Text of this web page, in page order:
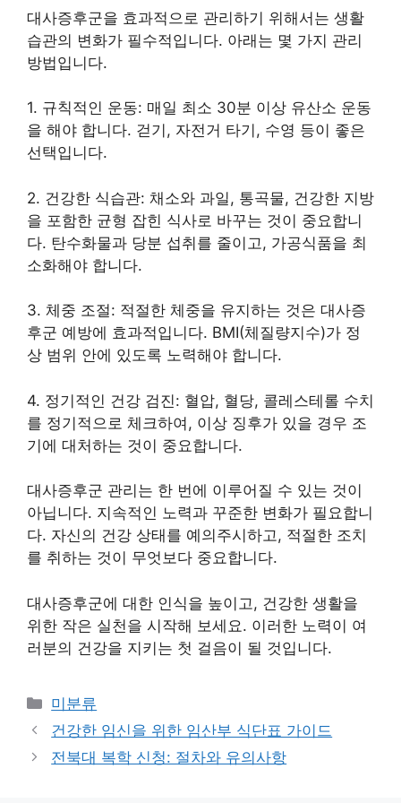
대사증후군을 효과적으로 관리하기 위해서는 생활
습관의 변화가 필수적입니다. 아래는 몇 가지 관리
방법입니다.
1. 규칙적인 운동: 매일 최소 30분 이상 유산소 운동
을 해야 합니다. 걷기, 자전거 타기, 수영 등이 좋은
선택입니다.
2. 건강한 식습관: 채소와 과일, 통곡물, 건강한 지방
을 포함한 균형 잡힌 식사로 바꾸는 것이 중요합니
다. 탄수화물과 당분 섭취를 줄이고, 가공식품을 최
소화해야 합니다.
3. 체중 조절: 적절한 체중을 유지하는 것은 대사증
후군 예방에 효과적입니다. BMI(체질량지수)가 정
상 범위 안에 있도록 노력해야 합니다.
4. 정기적인 건강 검진: 혈압, 혈당, 콜레스테롤 수치
를 정기적으로 체크하여, 이상 징후가 있을 경우 조
기에 대처하는 것이 중요합니다.
대사증후군 관리는 한 번에 이루어질 수 있는 것이
아닙니다. 지속적인 노력과 꾸준한 변화가 필요합니
다. 자신의 건강 상태를 예의주시하고, 적절한 조치
를 취하는 것이 무엇보다 중요합니다.
대사증후군에 대한 인식을 높이고, 건강한 생활을
위한 작은 실천을 시작해 보세요. 이러한 노력이 여
러분의 건강을 지키는 첫 걸음이 될 것입니다.
Categories
미분류
건강한 임신을 위한 임산부 식단표 가이드
전북대 복학 신청: 절차와 유의사항